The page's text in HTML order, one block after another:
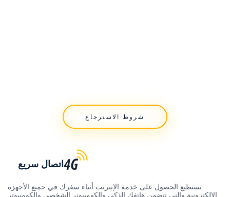
شروط الاسترجاع
اتصال سريع
تستطيع الحصول على خدمة الإنترنت أثناء سفرك في جميع الأجهزة
الإلكترونية والتي تتضمن هاتفك الذكي والكومبيوتر الشخصي والكومبيوتر